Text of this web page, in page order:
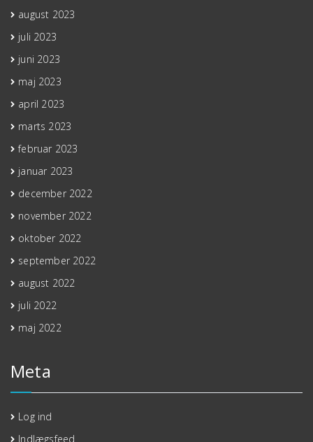
august 2023
juli 2023
juni 2023
maj 2023
april 2023
marts 2023
februar 2023
januar 2023
december 2022
november 2022
oktober 2022
september 2022
august 2022
juli 2022
maj 2022
Meta
Log ind
Indlægsfeed